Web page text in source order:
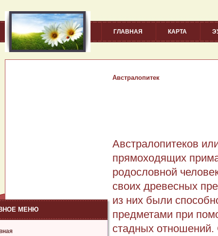
ГЛАВНАЯ КАРТА
МЕНЮ
Австралопитек
Австралопитеков
прямоходящих
родословной
своих древесных
из них были
предметами при
стадных